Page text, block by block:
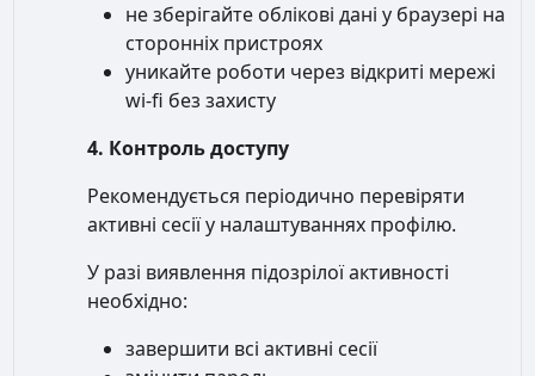
не зберігайте облікові дані у браузері на
сторонніх пристроях
уникайте роботи через відкриті мережі
wi-fi без захисту
4. Контроль доступу
Рекомендується періодично перевіряти
активні сесії у налаштуваннях профілю.
У разі виявлення підозрілої активності
необхідно:
завершити всі активні сесії